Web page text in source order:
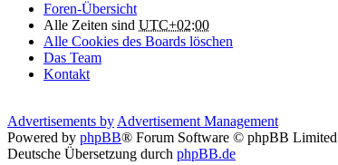
Foren-Übersicht
Alle Zeiten sind UTC+02:00
Alle Cookies des Boards löschen
Das Team
Kontakt
Advertisements byAdvertisement Management
Powered by phpBB® Forum Software © phpBB Limited
Deutsche Übersetzung durch phpBB.de